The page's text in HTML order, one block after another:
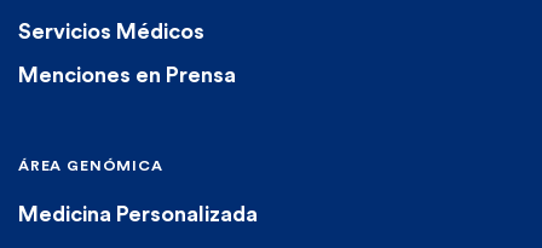
Servicios Médicos
Menciones en Prensa
ÁREA GENÓMICA
Medicina Personalizada